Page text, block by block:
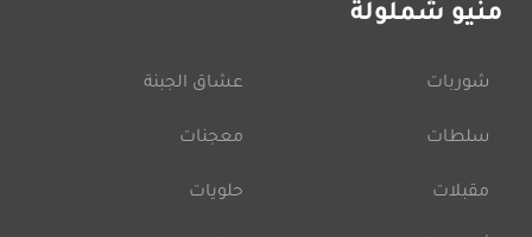
منيو شملولة
شوربات
سلطات
مقبلات
عشاق الجبنة
معجنات
حلويات